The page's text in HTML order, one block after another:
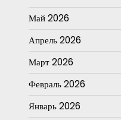
Май 2026
Апрель 2026
Март 2026
Февраль 2026
Январь 2026